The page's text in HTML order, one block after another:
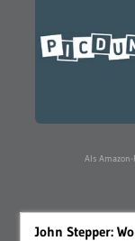
Als
John Stepper: